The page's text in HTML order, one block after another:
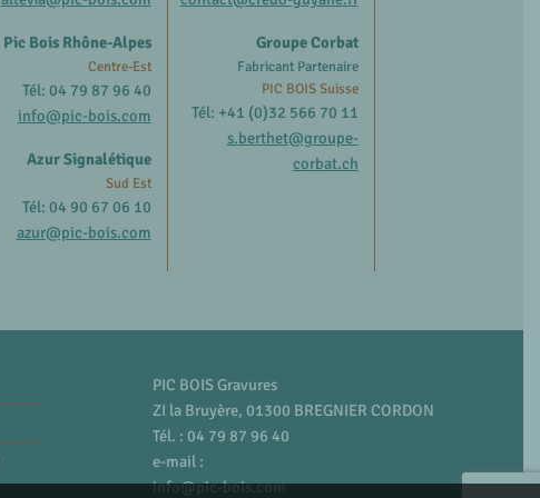
Pic Bois Rhône-Alpes
Centre-Est
Tél: 04 79 87 96 40
info@pic-bois.com
Azur Signalétique
Sud Est
Tél: 04 90 67 06 10
azur@pic-bois.com
Groupe Corbat
Fabricant Partenaire
PIC BOIS Suisse
Tél: +41 (0)32 566 70 11
s.berthet@groupe-
corbat.ch
PIC BOIS Gravures
ZI la Bruyère, 01300 BREGNIER CORDON
Tél. : 04 79 87 96 40
e-mail :
info@pic-bois.com